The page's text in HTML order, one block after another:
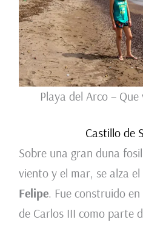
Playa del Arco –
Castillo de
Sobre una gran duna
viento y el mar, se alza el
Felipe. Fue construido
de Carlos III como parte